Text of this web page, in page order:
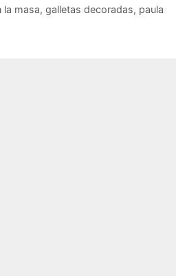
la masa, galletas decoradas, paula